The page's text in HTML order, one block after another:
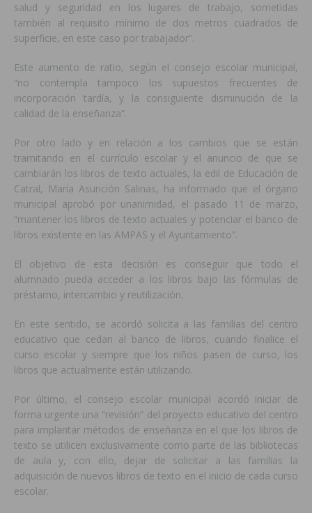
salud y seguridad en los lugares de trabajo, sometidas
también al requisito mínimo de dos metros cuadrados de
superficie, en este caso por trabajador”.
Este aumento de ratio, según el consejo escolar municipal,
“no contempla tampoco los supuestos frecuentes de
incorporación tardía, y la consiguiente disminución de la
calidad de la enseñanza”.
Por otro lado y en relación a los cambios que se están
tramitando en el currículo escolar y el anuncio de que se
cambiarán los libros de texto actuales, la edil de Educación de
Catral, María Asunción Salinas, ha informado que el órgano
municipal aprobó por unanimidad, el pasado 11 de marzo,
“mantener los libros de texto actuales y potenciar el banco de
libros existente en las AMPAS y el Ayuntamiento”.
El objetivo de esta decisión es conseguir que todo el
alumnado pueda acceder a los libros bajo las fórmulas de
préstamo, intercambio y reutilización.
En este sentido, se acordó solicita a las familias del centro
educativo que cedan al banco de libros, cuando finalice el
curso escolar y siempre que los niños pasen de curso, los
libros que actualmente están utilizando.
Por último, el consejo escolar municipal acordó iniciar de
forma urgente una “revisión” del proyecto educativo del centro
para implantar métodos de enseñanza en el que los libros de
texto se utilicen exclusivamente como parte de las bibliotecas
de aula y, con ello, dejar de solicitar a las familias la
adquisición de nuevos libros de texto en el inicio de cada curso
escolar.